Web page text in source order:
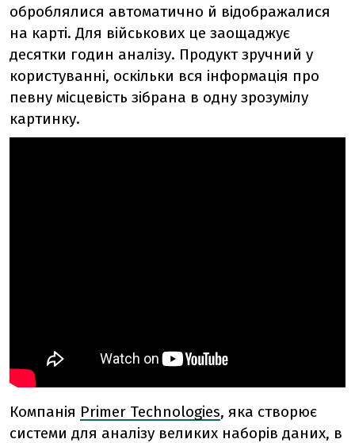
оброблялися автоматично й відображалися
на карті. Для військових це заощаджує
десятки годин аналізу. Продукт зручний у
користуванні, оскільки вся інформація про
певну місцевість зібрана в одну зрозумілу
картинку.
Компанія Primer Technologies, яка створює
системи для аналізу великих наборів даних, в